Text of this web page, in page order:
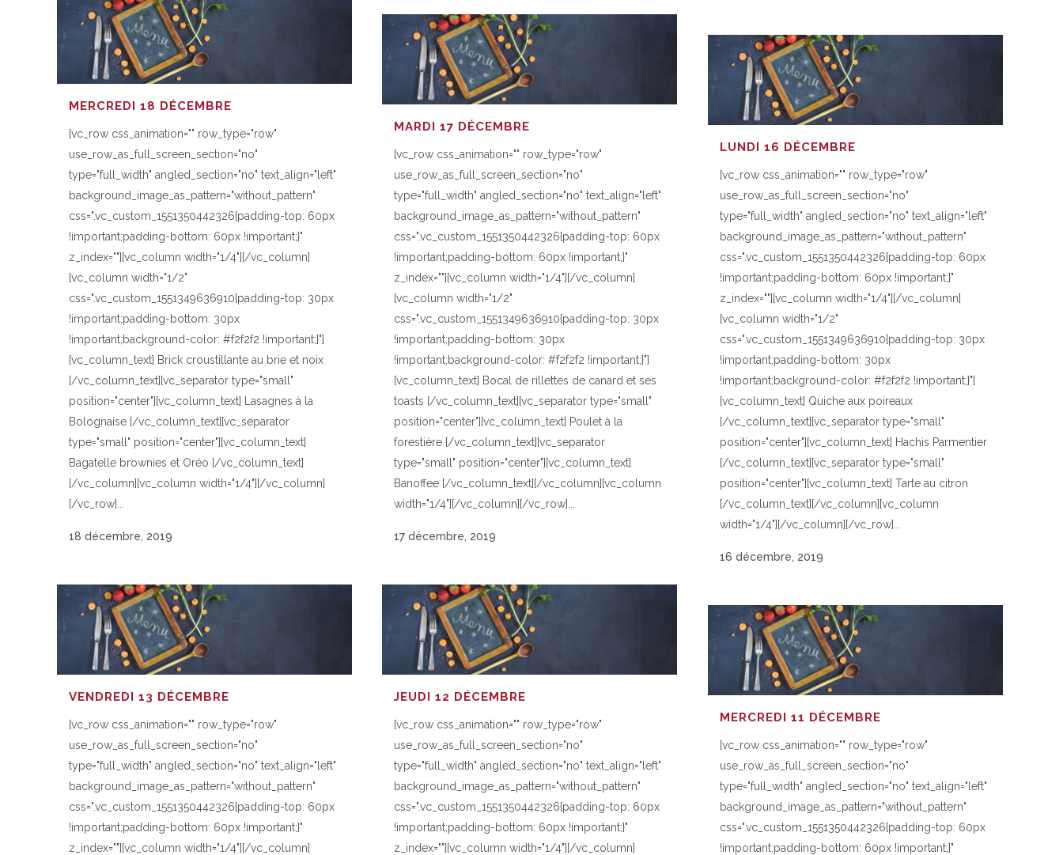
MERCREDI 18 DÉCEMBRE
[vc_row css_animation="" row_type="row"
use_row_as_full_screen_section="no"
type="full_width" angled_section="no" text_align="left"
background_image_as_pattern="without_pattern"
css=".vc_custom_1551350442326{padding-top: 60px
!important;padding-bottom: 60px !important;}"
z_index=""][vc_column width="1/4"][/vc_column]
[vc_column width="1/2"
css=".vc_custom_1551349636910{padding-top: 30px
!important;padding-bottom: 30px
!important;background-color: #f2f2f2 !important;}"]
[vc_column_text] Brick croustillante au brie et noix
[/vc_column_text][vc_separator type="small"
position="center"][vc_column_text] Lasagnes à la
Bolognaise [/vc_column_text][vc_separator
type="small" position="center"][vc_column_text]
Bagatelle brownies et Oréo [/vc_column_text]
[/vc_column][vc_column width="1/4"][/vc_column]
[/vc_row]...
18 décembre, 2019
MARDI 17 DÉCEMBRE
[vc_row css_animation="" row_type="row"
use_row_as_full_screen_section="no"
type="full_width" angled_section="no" text_align="left"
background_image_as_pattern="without_pattern"
css=".vc_custom_1551350442326{padding-top: 60px
!important;padding-bottom: 60px !important;}"
z_index=""][vc_column width="1/4"][/vc_column]
[vc_column width="1/2"
css=".vc_custom_1551349636910{padding-top: 30px
!important;padding-bottom: 30px
!important;background-color: #f2f2f2 !important;}"]
[vc_column_text] Bocal de rillettes de canard et ses
toasts [/vc_column_text][vc_separator type="small"
position="center"][vc_column_text] Poulet à la
forestière [/vc_column_text][vc_separator
type="small" position="center"][vc_column_text]
Banoffee [/vc_column_text][/vc_column][vc_column
width="1/4"][/vc_column][/vc_row]...
17 décembre, 2019
LUNDI 16 DÉCEMBRE
[vc_row css_animation="" row_type="row"
use_row_as_full_screen_section="no"
type="full_width" angled_section="no" text_align="left"
background_image_as_pattern="without_pattern"
css=".vc_custom_1551350442326{padding-top: 60px
!important;padding-bottom: 60px !important;}"
z_index=""][vc_column width="1/4"][/vc_column]
[vc_column width="1/2"
css=".vc_custom_1551349636910{padding-top: 30px
!important;padding-bottom: 30px
!important;background-color: #f2f2f2 !important;}"]
[vc_column_text] Quiche aux poireaux
[/vc_column_text][vc_separator type="small"
position="center"][vc_column_text] Hachis Parmentier
[/vc_column_text][vc_separator type="small"
position="center"][vc_column_text] Tarte au citron
[/vc_column_text][/vc_column][vc_column
width="1/4"][/vc_column][/vc_row]...
16 décembre, 2019
VENDREDI 13 DÉCEMBRE
[vc_row css_animation="" row_type="row"
use_row_as_full_screen_section="no"
type="full_width" angled_section="no" text_align="left"
background_image_as_pattern="without_pattern"
css=".vc_custom_1551350442326{padding-top: 60px
!important;padding-bottom: 60px !important;}"
z_index=""][vc_column width="1/4"][/vc_column]
JEUDI 12 DÉCEMBRE
[vc_row css_animation="" row_type="row"
use_row_as_full_screen_section="no"
type="full_width" angled_section="no" text_align="left"
background_image_as_pattern="without_pattern"
css=".vc_custom_1551350442326{padding-top: 60px
!important;padding-bottom: 60px !important;}"
z_index=""][vc_column width="1/4"][/vc_column]
MERCREDI 11 DÉCEMBRE
[vc_row css_animation="" row_type="row"
use_row_as_full_screen_section="no"
type="full_width" angled_section="no" text_align="left"
background_image_as_pattern="without_pattern"
css=".vc_custom_1551350442326{padding-top: 60px
!important;padding-bottom: 60px !important;}"